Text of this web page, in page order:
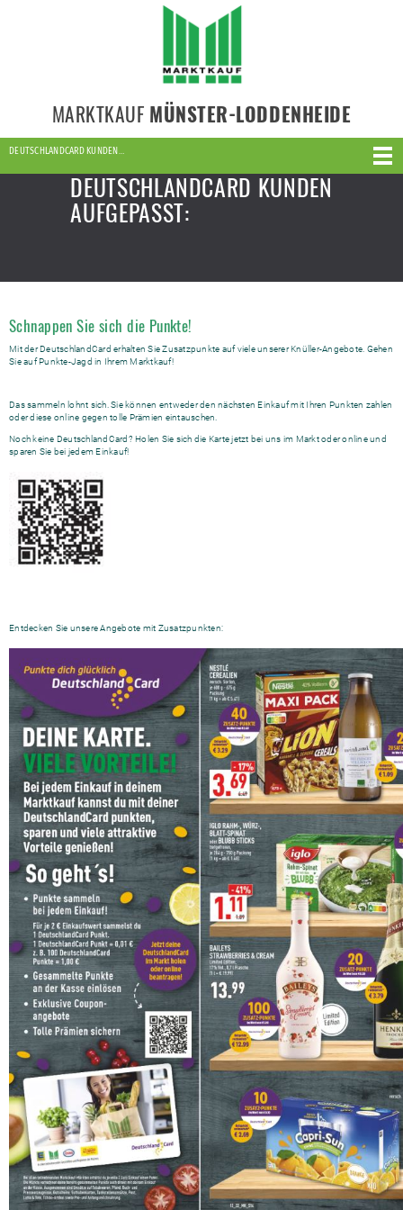
MARKTKAUF MÜNSTER-LODDENHEIDE
DEUTSCHLANDCARD KUNDEN…
DEUTSCHLANDCARD KUNDEN
AUFGEPASST:
Schnappen Sie sich die Punkte!
Mit der DeutschlandCard erhalten Sie Zusatzpunkte auf viele unserer Knüller-Angebote. Gehen
Sie auf Punkte-Jagd in Ihrem Marktkauf!
Das sammeln lohnt sich. Sie können entweder den nächsten Einkauf mit Ihren Punkten zahlen
oder diese online gegen tolle Prämien eintauschen.
Noch keine DeutschlandCard? Holen Sie sich die Karte jetzt bei uns im Markt oder online und
sparen Sie bei jedem Einkauf!
Entdecken Sie unsere Angebote mit Zusatzpunkten: